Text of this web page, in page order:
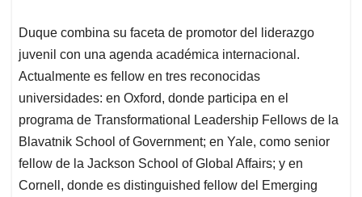
Duque combina su faceta de promotor del liderazgo
juvenil con una agenda académica internacional.
Actualmente es fellow en tres reconocidas
universidades: en Oxford, donde participa en el
programa de Transformational Leadership Fellows de la
Blavatnik School of Government; en Yale, como senior
fellow de la Jackson School of Global Affairs; y en
Cornell, donde es distinguished fellow del Emerging